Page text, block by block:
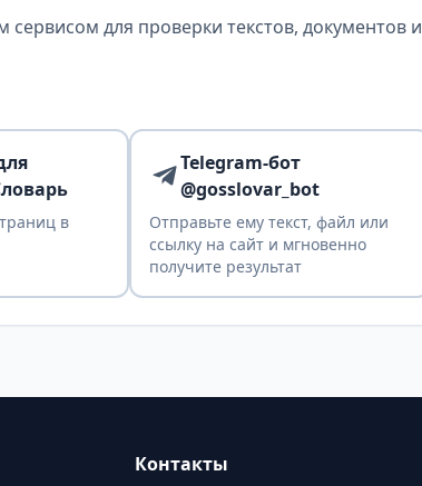
для проверки текстов, документов и
в
Telegram-бот
@gosslovar_bot
Отправьте ему текст, файл или
ссылку на сайт и мгновенно
получите результат
Контакты